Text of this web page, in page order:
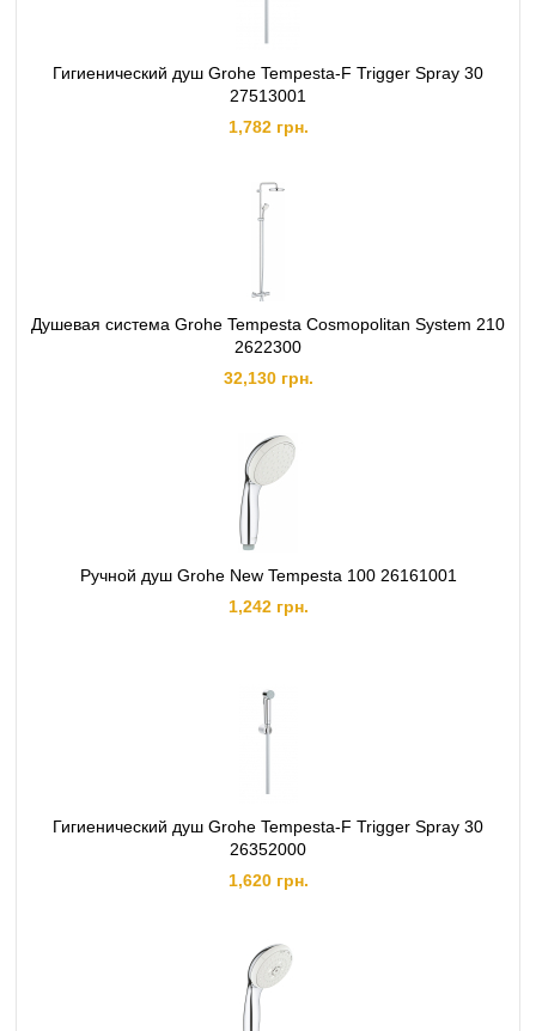
Гигиенический душ Grohe Tempesta-F Trigger Spray 30
27513001
1,782 грн.
Душевая система Grohe Tempesta Cosmopolitan System 210
2622300
32,130 грн.
Ручной душ Grohe New Tempesta 100 26161001
1,242 грн.
Гигиенический душ Grohe Tempesta-F Trigger Spray 30
26352000
1,620 грн.